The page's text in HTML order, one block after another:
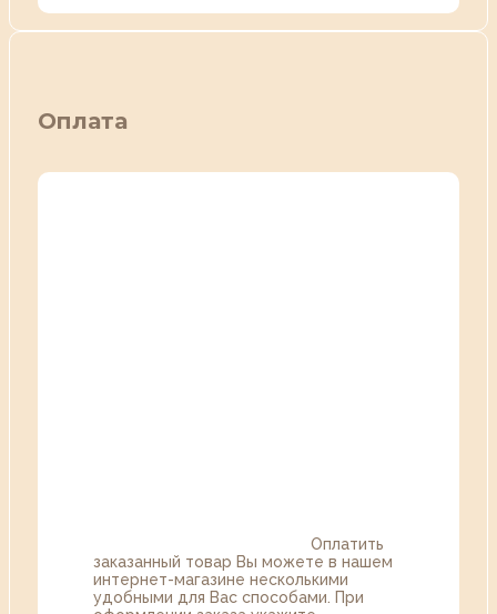
Оплата
Оплатить
заказанный товар Вы можете в нашем
интернет-магазине несколькими
удобными для Вас способами. При